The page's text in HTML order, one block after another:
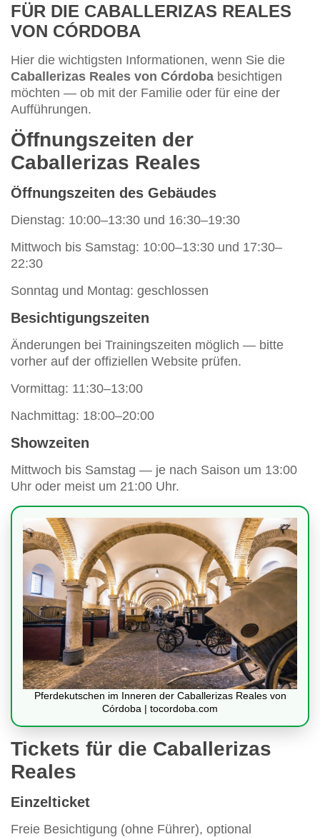
FÜR DIE CABALLERIZAS REALES
VON CÓRDOBA
Hier die wichtigsten Informationen, wenn Sie die
Caballerizas Reales von Córdoba besichtigen
möchten — ob mit der Familie oder für eine der
Aufführungen.
Öffnungszeiten der
Caballerizas Reales
Öffnungszeiten des Gebäudes
Dienstag: 10:00–13:30 und 16:30–19:30
Mittwoch bis Samstag: 10:00–13:30 und 17:30–
22:30
Sonntag und Montag: geschlossen
Besichtigungszeiten
Änderungen bei Trainingszeiten möglich — bitte
vorher auf der offiziellen Website prüfen.
Vormittag: 11:30–13:00
Nachmittag: 18:00–20:00
Showzeiten
Mittwoch bis Samstag — je nach Saison um 13:00
Uhr oder meist um 21:00 Uhr.
Pferdekutschen im Inneren der Caballerizas Reales von
Córdoba | tocordoba.com
Tickets für die Caballerizas
Reales
Einzelticket
Freie Besichtigung (ohne Führer), optional